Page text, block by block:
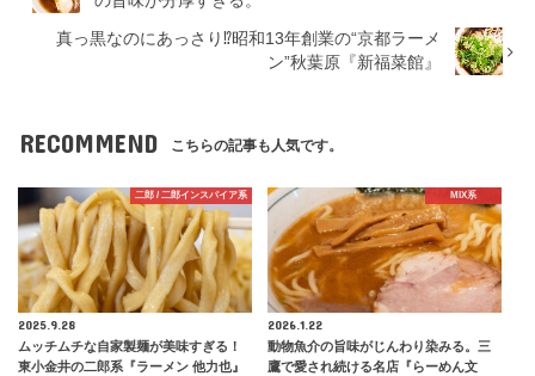
真っ黒なのにあっさり⁉︎昭和13年創業の“京都ラーメ
ン”秋葉原『新福菜館』
RECOMMEND こちらの記事も人気です。
二郎 / 二郎インスパイア系
2025.9.28
ムッチムチな自家製麺が美味すぎる！
東小金井の二郎系『ラーメン 他力也』
MIX系
2026.1.22
動物魚介の旨味がじんわり染みる。三
鷹で愛され続ける名店『らーめん文